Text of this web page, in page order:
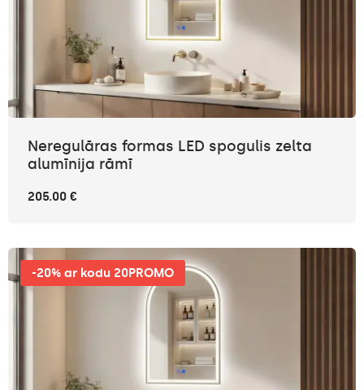
Neregulāras formas LED spogulis zelta
alumīnija rāmī
205.00 €
-20% ar kodu 20PROMO